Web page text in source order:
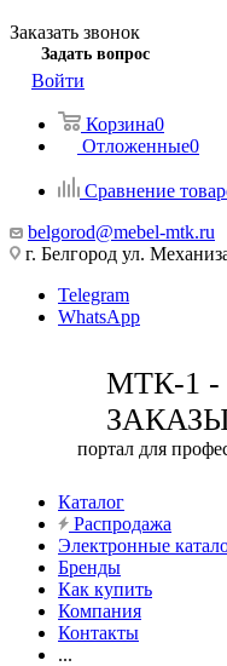
Заказать звонок
Задать вопрос
Войти
Корзина0
Отложенные0
Сравнение
belgorod@mebel-mtk.ru
г. Белгород ул.
Telegram
WhatsApp
МТК-1
портал для
Каталог
Распродажа
Электронные
Бренды
Как купить
Компания
Контакты
...